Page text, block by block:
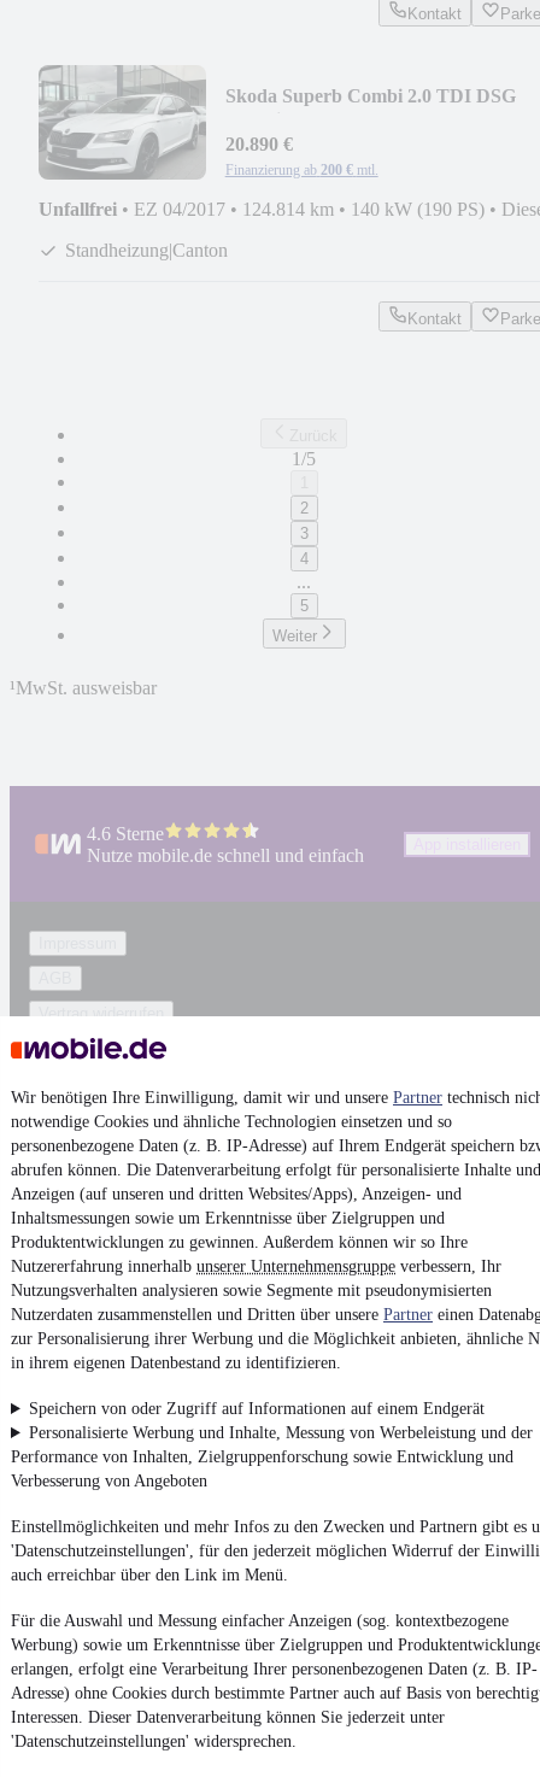
Wir benötigen Ihre Einwilligung, damit wir und unsere Partner technisch
notwendige Cookies und ähnliche Technologien einsetzen und so
personenbezogene Daten (z. B. IP-Adresse) auf Ihrem Endgerät speichern
abrufen können. Die Datenverarbeitung erfolgt für personalisierte Inhalte und
Anzeigen (auf unseren und dritten Websites/Apps), Anzeigen- und
Inhaltsmessungen sowie um Erkenntnisse über Zielgruppen und
Produktentwicklungen zu gewinnen. Außerdem können wir so Ihre
Nutzererfahrung innerhalb unserer Unternehmensgruppe verbessern, Ihr
Nutzungsverhalten analysieren sowie Segmente mit pseudonymisierten
Nutzerdaten zusammenstellen und Dritten über unsere Partner einen
zur Personalisierung ihrer Werbung und die Möglichkeit anbieten, ähnliche
in ihrem eigenen Datenbestand zu identifizieren.
Speichern von oder Zugriff auf Informationen auf einem Endgerät
Personalisierte Werbung und Inhalte, Messung von Werbeleistung und der
Performance von Inhalten, Zielgruppenforschung sowie Entwicklung und
Verbesserung von Angeboten
Einstellmöglichkeiten und mehr Infos zu den Zwecken und Partnern gibt es
'Datenschutzeinstellungen', für den jederzeit möglichen Widerruf der
auch erreichbar über den Link im Menü.
Für die Auswahl und Messung einfacher Anzeigen (sog. kontextbezogene
Werbung) sowie um Erkenntnisse über Zielgruppen und
erlangen, erfolgt eine Verarbeitung Ihrer personenbezogenen Daten (z. B. IP-
Adresse) ohne Cookies durch bestimmte Partner auch auf Basis von
Interessen. Dieser Datenverarbeitung können Sie jederzeit unter
'Datenschutzeinstellungen' widersprechen.
Kontakt
Skoda Superb Combi 2.0 TDI DSG
20.890 €
Finanzierung ab 200 € mtl.
Unfallfrei • EZ 04/2017 • 124.814 km • 140 kW (190 PS) •
Standheizung|Canton
Kontakt
1/5
2
3
4
...
5
Weiter
¹MwSt. ausweisbar
4.6 Sterne
Nutze mobile.de schnell und einfach
Vertrag widerrufen
Datenschutz
Erklärung zur Barrierefreiheit
Report Security Vulnerability (English)
Powered by
Weitere Fahrzeuge gibt es auf mobile.de, dem Marktplatz für
AutosundMotorräder